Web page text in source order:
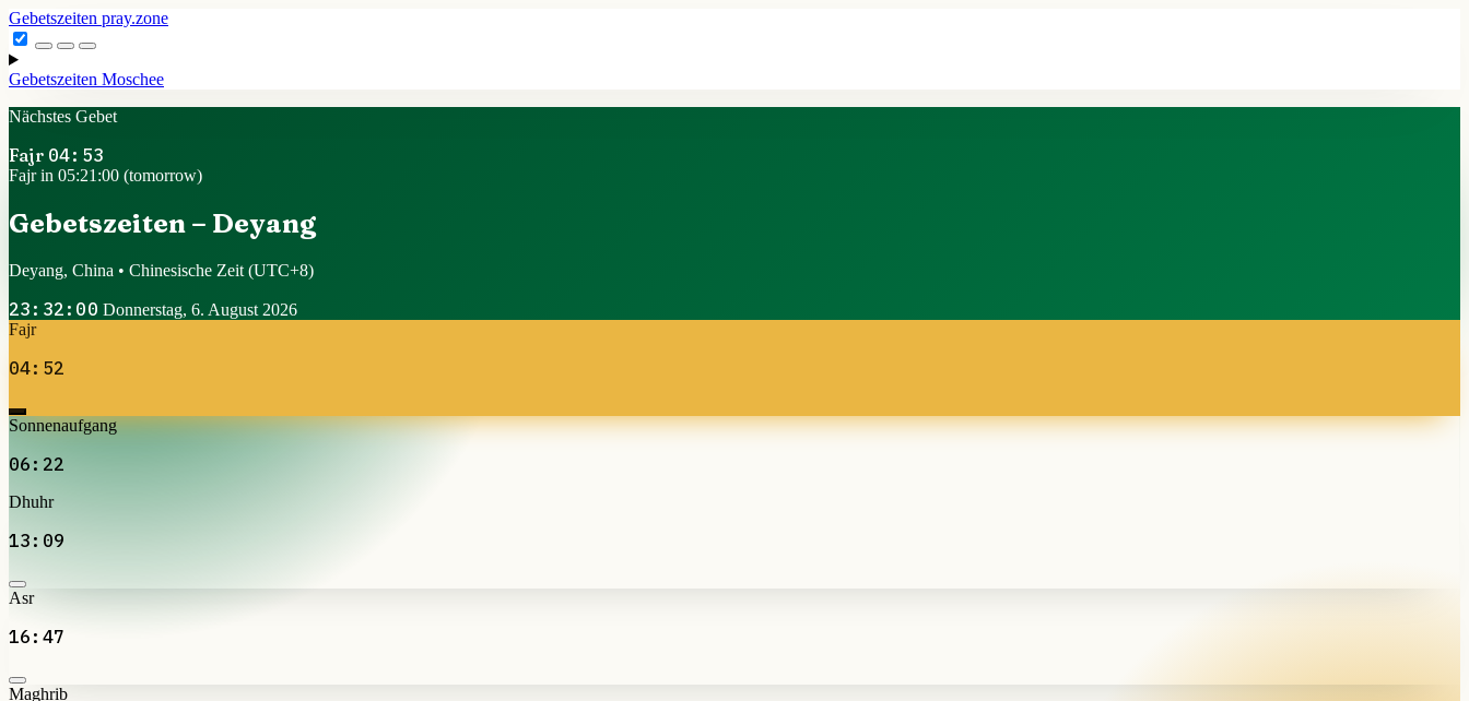
Gebetszeiten pray.zone
Gebetszeiten Moschee
Nächstes Gebet
Fajr 04:53
Fajr in 05:20:59 (tomorrow)
Gebetszeiten – Deyang
Deyang, China • Chinesische Zeit (UTC+8)
23:32:01 Donnerstag, 6. August 2026
Fajr
04:52
Sonnenaufgang
06:22
Dhuhr
13:09
Asr
16:47
Maghrib